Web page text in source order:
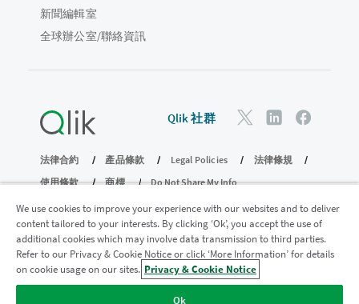
新聞編輯室
全球辦公室/聯絡資訊
Qlik 社群
法律合約 產品條款 Legal Policies
法律條規
使用條款
商標
Do Not Share My Info
© 1993-2026 QlikTech International AB。保留所有權利。
加入分析現代化計畫
透過分析現代化程式進行現代化而不犧牲寶貴的 QlikView 應用
We use cookies to improve your experience with our websites and to deliver
content tailored to your interests. By clicking ‘Ok’, you accept the use of
additional cookies which may involve data transmission to third parties.
Refer to our Privacy & Cookie Notice or click ‘More Information’ for details
on cookie usage on our sites. Privacy & Cookie Notice
Ok